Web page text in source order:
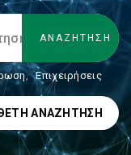
, Επιχειρήσεις
ΑΝΑΖΉΤΗΣΗ